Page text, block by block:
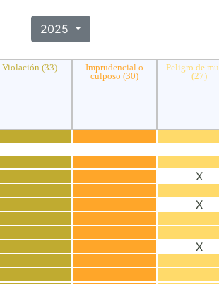
2025
Violación (33)
Imprudencial o
culposo (30)
Peligro de
(27)
X
X
X